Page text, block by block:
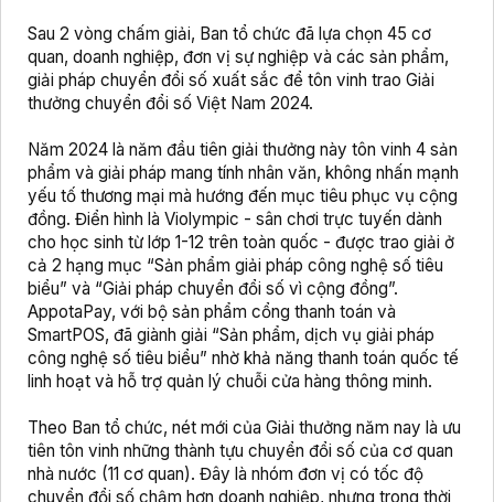
Sau 2 vòng chấm giải, Ban tổ chức đã lựa chọn 45 cơ
quan, doanh nghiệp, đơn vị sự nghiệp và các sản phẩm,
giải pháp chuyển đổi số xuất sắc để tôn vinh trao Giải
thưởng chuyển đổi số Việt Nam 2024.
Năm 2024 là năm đầu tiên giải thưởng này tôn vinh 4 sản
phẩm và giải pháp mang tính nhân văn, không nhấn mạnh
yếu tố thương mại mà hướng đến mục tiêu phục vụ cộng
đồng. Điển hình là Violympic - sân chơi trực tuyến dành
cho học sinh từ lớp 1-12 trên toàn quốc - được trao giải ở
cả 2 hạng mục “Sản phẩm giải pháp công nghệ số tiêu
biểu” và “Giải pháp chuyển đổi số vì cộng đồng”.
AppotaPay, với bộ sản phẩm cổng thanh toán và
SmartPOS, đã giành giải “Sản phẩm, dịch vụ giải pháp
công nghệ số tiêu biểu” nhờ khả năng thanh toán quốc tế
linh hoạt và hỗ trợ quản lý chuỗi cửa hàng thông minh.
Theo Ban tổ chức, nét mới của Giải thưởng năm nay là ưu
tiên tôn vinh những thành tựu chuyển đổi số của cơ quan
nhà nước (11 cơ quan). Đây là nhóm đơn vị có tốc độ
chuyển đổi số chậm hơn doanh nghiệp, nhưng trong thời